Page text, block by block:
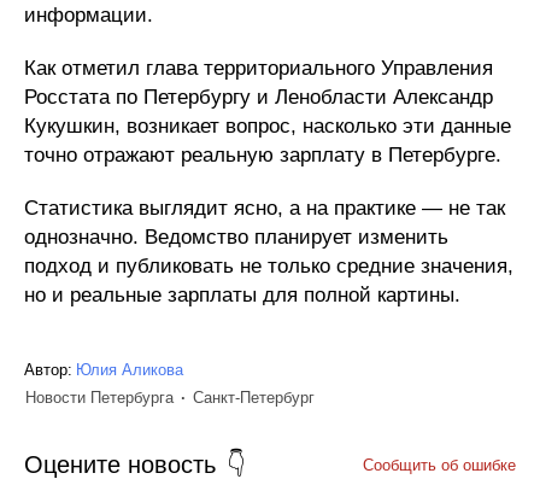
информации.
Как отметил глава территориального Управления
Росстата по Петербургу и Ленобласти Александр
Кукушкин, возникает вопрос, насколько эти данные
точно отражают реальную зарплату в Петербурге.
Статистика выглядит ясно, а на практике — не так
однозначно. Ведомство планирует изменить
подход и публиковать не только средние значения,
но и реальные зарплаты для полной картины.
Автор: Юлия Аликова
Новости Петербурга
Санкт-Петербург
Оцените новость Сообщить об ошибке